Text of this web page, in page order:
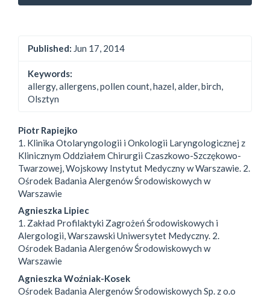
Published: Jun 17, 2014
Keywords:
allergy, allergens, pollen count, hazel, alder, birch,
Olsztyn
Main
Article
Content
Piotr Rapiejko
1. Klinika Otolaryngologii i Onkologii Laryngologicznej z
Klinicznym Oddziałem Chirurgii Czaszkowo-Szczękowo-
Twarzowej, Wojskowy Instytut Medyczny w Warszawie. 2.
Ośrodek Badania Alergenów Środowiskowych w
Warszawie
Agnieszka Lipiec
1. Zakład Profilaktyki Zagrożeń Środowiskowych i
Alergologii, Warszawski Uniwersytet Medyczny. 2.
Ośrodek Badania Alergenów Środowiskowych w
Warszawie
Agnieszka Woźniak-Kosek
Ośrodek Badania Alergenów Środowiskowych Sp. z o.o